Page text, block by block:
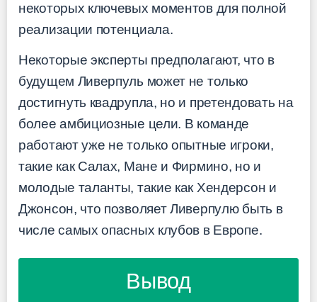
некоторых ключевых моментов для полной
реализации потенциала.
Некоторые эксперты предполагают, что в
будущем Ливерпуль может не только
достигнуть квадрупла, но и претендовать на
более амбициозные цели. В команде
работают уже не только опытные игроки,
такие как Салах, Мане и Фирмино, но и
молодые таланты, такие как Хендерсон и
Джонсон, что позволяет Ливерпулю быть в
числе самых опасных клубов в Европе.
Вывод